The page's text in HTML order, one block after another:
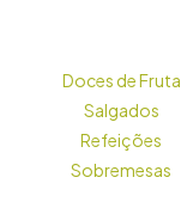
Doces de Fruta
Salgados
Refeições
Sobremesas